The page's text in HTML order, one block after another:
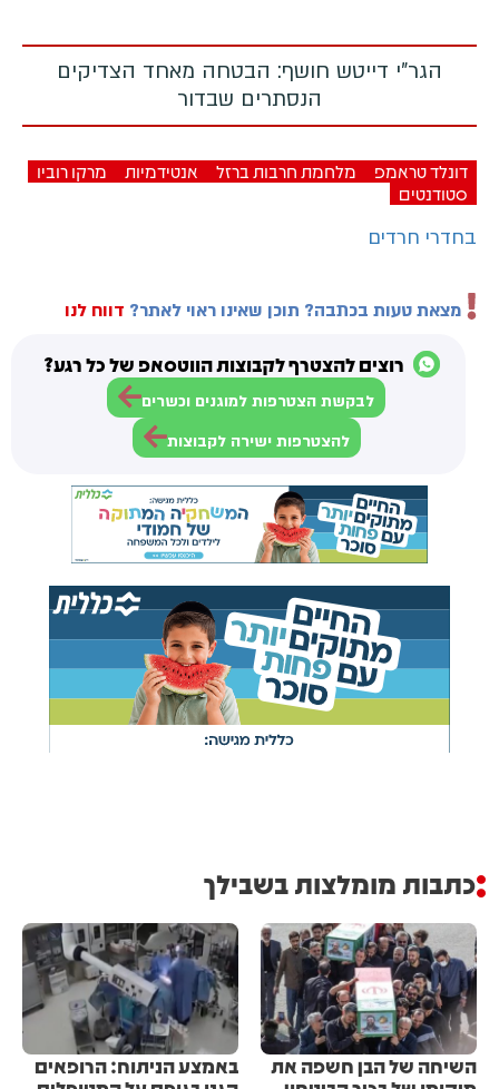
הגר"י דייטש חושף: הבטחה מאחד הצדיקים
הנסתרים שבדור
דונלד טראמפ מלחמת חרבות ברזל אנטידמיות
מרקו רוביו
סטודנטים
בחדרי חרדים
מצאת טעות בכתבה? תוכן שאינו ראוי לאתר? דווח לנו
רוצים להצטרף לקבוצות הווטסאפ של כל רגע?
לבקשת הצטרפות למוגנים וכשרים
להצטרפות ישירה לקבוצות
כתבות מומלצות בשבילך
השיחה של הבן חשפה את
באמצע הניתוח: הרופאים